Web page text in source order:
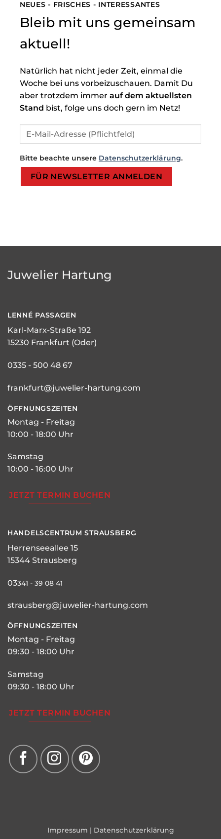
NEUES - FRISCHES - INTERESSANTES
Bleib mit uns gemeinsam
aktuell!
Natürlich hat nicht jeder Zeit, einmal die
Woche bei uns vorbeizuschauen. Damit Du
aber trotzdem immer auf dem aktuellsten
Stand bist, folge uns doch gern im Netz!
Bitte beachte unsere Datenschutzerklärung.
Bitte lasse dieses Feld leer.
Bitte lasse dieses Feld leer.
Juwelier Hartung
LENNÉ PASSAGEN
Karl-Marx-Straße 192
15230 Frankfurt (Oder)
0335 - 500 48 67
frankfurt@juwelier-hartung.com
ÖFFNUNGSZEITEN
Montag - Freitag
10:00 - 18:00 Uhr
Samstag
10:00 - 16:00 Uhr
JETZT TERMIN BUCHEN
HANDELSCENTRUM STRAUSBERG
Herrenseeallee 15
15344 Strausberg
03341 - 39 08 41
strausberg@juwelier-hartung.com
ÖFFNUNGSZEITEN
Montag - Freitag
09:30 - 18:00 Uhr
Samstag
09:30 - 18:00 Uhr
JETZT TERMIN BUCHEN
Impressum | Datenschutzerklärung